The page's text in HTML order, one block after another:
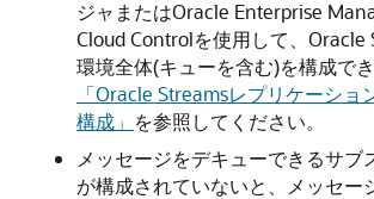
ジャまたはOracle Enterprise
Cloud Controlを使用して、Oracle
環境全体(キューを含む)を構成でき
「Oracle Streamsレプリケーショ
構成」 を参照してください。
メッセージをデキューできるサブ
が構成されていないと、メッセー